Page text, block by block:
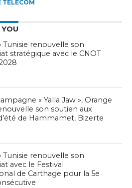
TELECOM
renouvelle son
stratégique avec le CNOT
« Yalla Jaw », Orange
son soutien aux
de Hammamet, Bizerte
renouvelle son
avec le Festival
de Carthage pour la 5e